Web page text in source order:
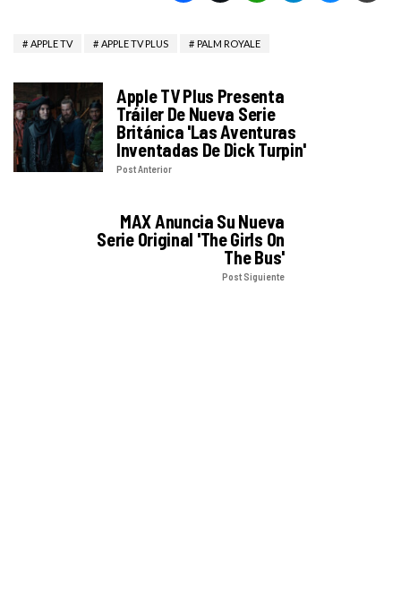
APPLE TV APPLE TV PLUS PALM ROYALE
Apple TV Plus Presenta
Tráiler De Nueva Serie
Británica 'Las Aventuras
Inventadas De Dick Turpin'
Post Anterior
MAX Anuncia Su Nueva
Serie Original 'The Girls On
The Bus'
Post Siguiente